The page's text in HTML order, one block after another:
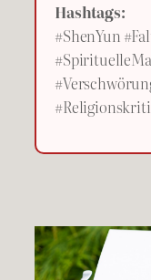
Hashtags:
#ShenYun